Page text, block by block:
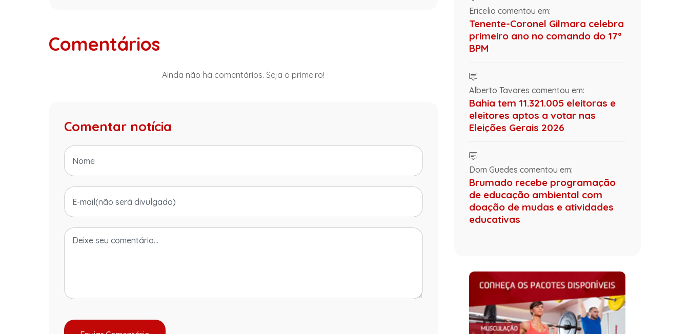
Comentários
Ainda não há comentários. Seja o primeiro!
Comentar notícia
Ericelio comentou em:
Tenente-Coronel Gilmara celebra
primeiro ano no comando do 17º
BPM
Alberto Tavares comentou em:
Bahia tem 11.321.005 eleitoras e
eleitores aptos a votar nas
Eleições Gerais 2026
Dom Guedes comentou em:
Brumado recebe programação
de educação ambiental com
doação de mudas e atividades
educativas